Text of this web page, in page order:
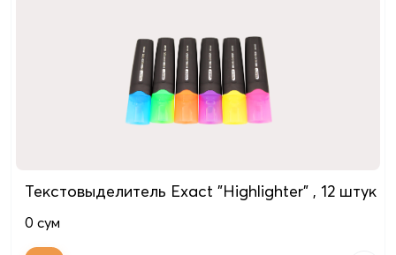
Текстовыделитель Exact "Highlighter" , 12 штук
0 сум